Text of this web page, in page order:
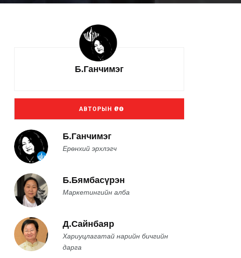
Б.Ганчимэг
АВТОРЫН ӨРӨӨ
Б.Ганчимэг
Ерөнхий эрхлэгч
Б.Бямбасүрэн
Маркетингийн алба
Д.Сайнбаяр
Хариуцлагатай нарийн бичгийн
дарга